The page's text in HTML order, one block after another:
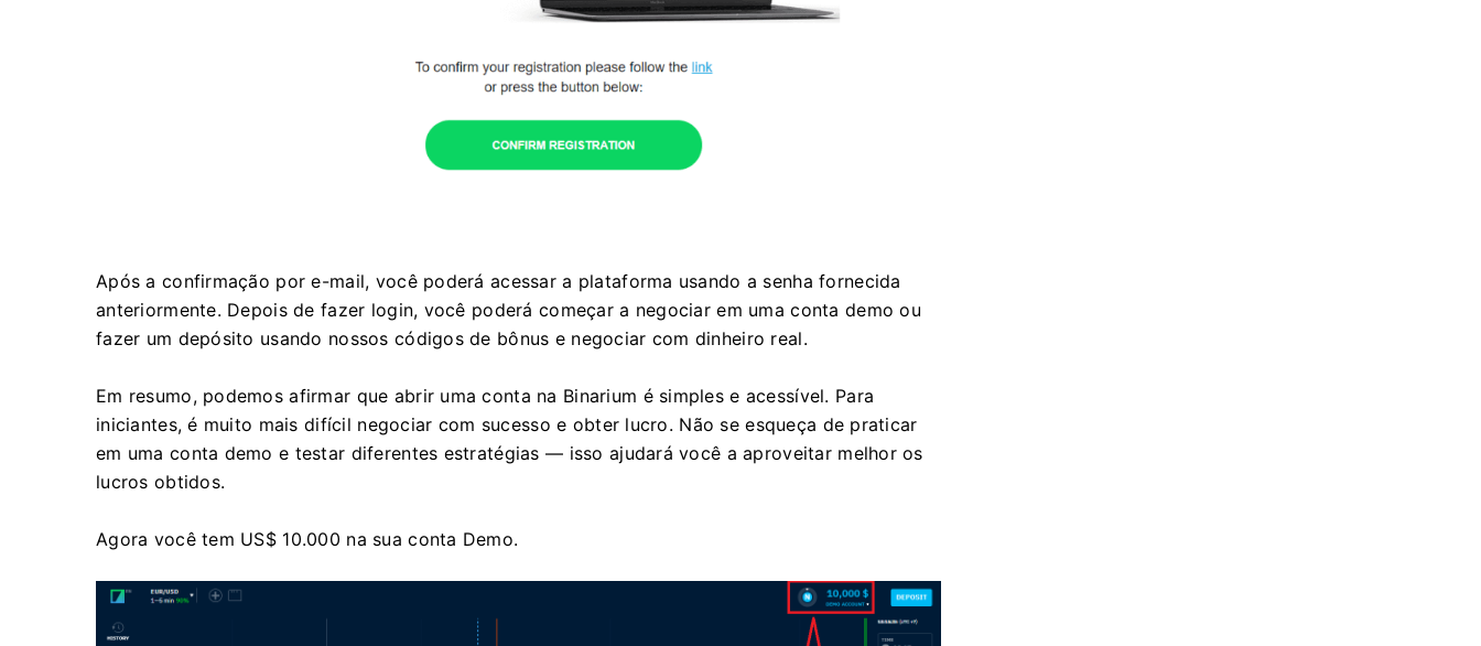
Após a confirmação por e-mail, você poderá acessar a plataforma usando a senha fornecida
anteriormente. Depois de fazer login, você poderá começar a negociar em uma conta demo ou
fazer um depósito usando nossos códigos de bônus e negociar com dinheiro real.
Em resumo, podemos afirmar que abrir uma conta na Binarium é simples e acessível. Para
iniciantes, é muito mais difícil negociar com sucesso e obter lucro. Não se esqueça de praticar
em uma conta demo e testar diferentes estratégias — isso ajudará você a aproveitar melhor os
lucros obtidos.
Agora você tem US$ 10.000 na sua conta Demo.